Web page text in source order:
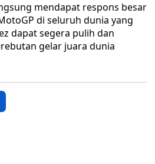
mendapat respons besar
di seluruh dunia yang
dapat segera pulih dan
gelar juara dunia